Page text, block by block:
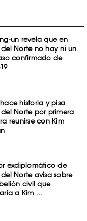
un revela que en
Norte no hay ni un
confirmado de
historia y pisa
Norte por primera
reunirse con Kim
exdiplomático de
Norte avisa sobre
civil que
a Kim ...